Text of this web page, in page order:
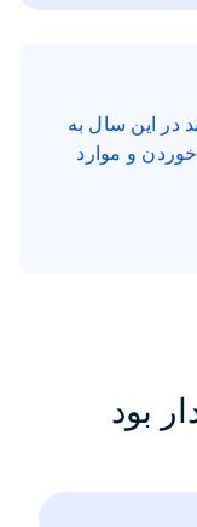
در این سال به
و موارد
بود